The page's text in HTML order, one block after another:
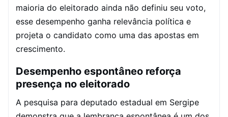
maioria do eleitorado ainda não definiu seu voto,
esse desempenho ganha relevância política e
projeta o candidato como uma das apostas em
crescimento.
Desempenho espontâneo reforça
presença no eleitorado
A pesquisa para deputado estadual em Sergipe